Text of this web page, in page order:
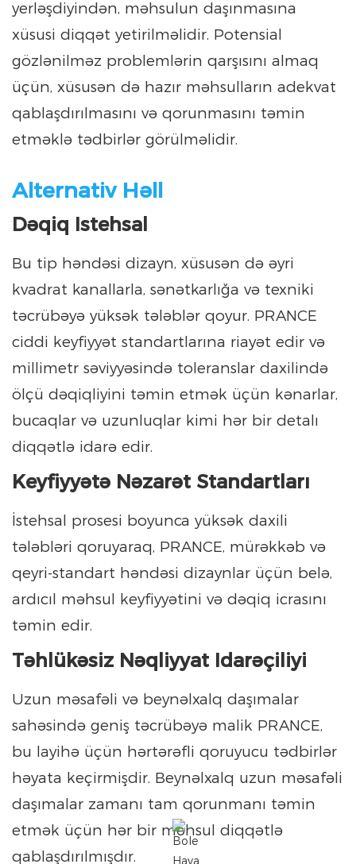
yerləşdiyindən, məhsulun daşınmasına
xüsusi diqqət yetirilməlidir. Potensial
gözlənilməz problemlərin qarşısını almaq
üçün, xüsusən də hazır məhsulların adekvat
qablaşdırılmasını və qorunmasını təmin
etməklə tədbirlər görülməlidir.
Alternativ Həll
Dəqiq Istehsal
Bu tip həndəsi dizayn, xüsusən də əyri
kvadrat kanallarla, sənətkarlığa və texniki
təcrübəyə yüksək tələblər qoyur. PRANCE
ciddi keyfiyyət standartlarına riayət edir və
millimetr səviyyəsində toleranslar daxilində
ölçü dəqiqliyini təmin etmək üçün kənarlar,
bucaqlar və uzunluqlar kimi hər bir detalı
diqqətlə idarə edir.
Keyfiyyətə Nəzarət Standartları
İstehsal prosesi boyunca yüksək daxili
tələbləri qoruyaraq, PRANCE, mürəkkəb və
qeyri-standart həndəsi dizaynlar üçün belə,
ardıcıl məhsul keyfiyyətini və dəqiq icrasını
təmin edir.
Təhlükəsiz Nəqliyyat Idarəçiliyi
Uzun məsafəli və beynəlxalq daşımalar
sahəsində geniş təcrübəyə malik PRANCE,
bu layihə üçün hərtərəfli qoruyucu tədbirlər
həyata keçirmişdir. Beynəlxalq uzun məsafəli
daşımalar zamanı tam qorunmanı təmin
etmək üçün hər bir məhsul diqqətlə
qablaşdırılmışdır.